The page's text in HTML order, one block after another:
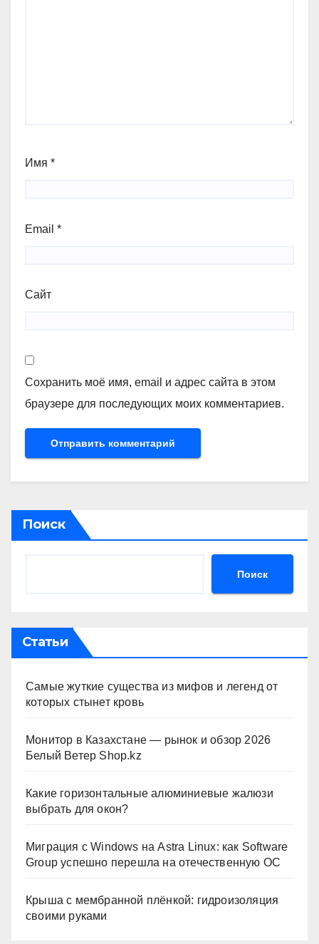
Имя *
Email *
Сайт
Сохранить моё имя, email и адрес сайта в этом
браузере для последующих моих комментариев.
Поиск
Поиск
Статьи
Самые жуткие существа из мифов и легенд от
которых стынет кровь
Монитор в Казахстане — рынок и обзор 2026
Белый Ветер Shop.kz
Какие горизонтальные алюминиевые жалюзи
выбрать для окон?
Миграция с Windows на Astra Linux: как Software
Group успешно перешла на отечественную ОС
Крыша с мембранной плёнкой: гидроизоляция
своими руками